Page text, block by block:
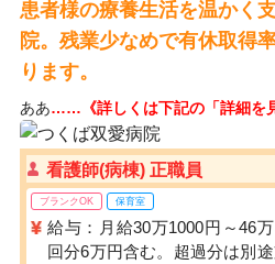
患者様の療養生活を温かく
院。残業少なめで有休取得
ります。
ああ……《詳しくは下記の「詳細を
看護師(病棟) 正職員
ブランクOK 保育室
給与：月給30万1000円～46
回分6万円含む。超過分は別